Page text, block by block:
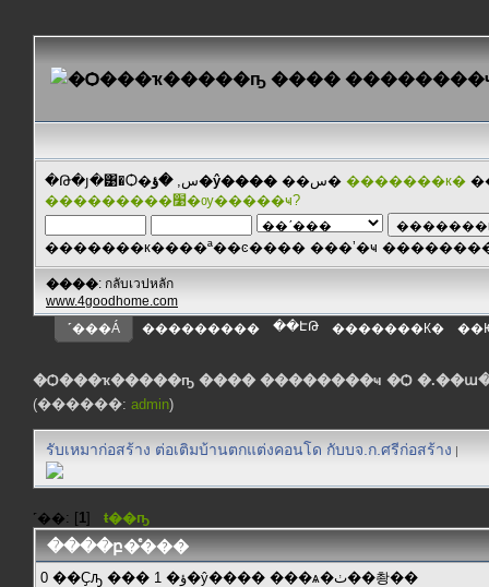
�Թ�յ�͹�Ѻ�س,�ؤ�ŷ���� ��س� �������к�
���������׹�ѹ�����ҹ?
�������к����ª��ͼ���� ���ʼ�ҹ
����: กลับเวปหลัก
www.4goodhome.com
˹���Á
��������� ��ԷԹ �������К�
�Ѻ���ҡ�����ҧ ���� ��������ҹ �Ѻ
(������: admin)
รับเหมาก่อสร้าง ต่อเติมบ้านตกแต่งคอนโด กับบจ.ก.ศรีก่อสร้าง |
˹��: [1] ŧ��ҧ
����բ�ͤ���
0 ��Ҫԡ ��� 1 �ؤ�ŷ���� ���ѧ�ٺ��촹��